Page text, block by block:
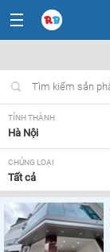
TỈNH THÀNH
Hà Nội
CHỦNG LOẠI
Tất cả